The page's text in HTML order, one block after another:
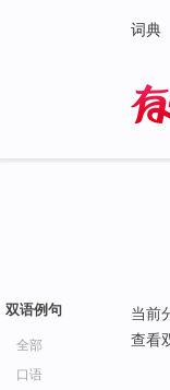
词典
双语例句
全部
口语
当前
查看